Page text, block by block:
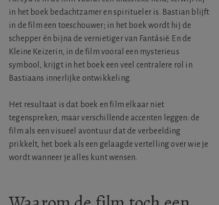
in het boek bedachtzamer en spiritueler is. Bastian blijft
in de film een toeschouwer; in het boek wordt hij de
schepper én bijna de vernietiger van Fantásië. En de
Kleine Keizerin, in de film vooral een mysterieus
symbool, krijgt in het boek een veel centralere rol in
Bastiaans innerlijke ontwikkeling.
Het resultaat is dat boek en film elkaar niet
tegenspreken, maar verschillende accenten leggen: de
film als een visueel avontuur dat de verbeelding
prikkelt, het boek als een gelaagde vertelling over wie je
wordt wanneer je alles kunt wensen.